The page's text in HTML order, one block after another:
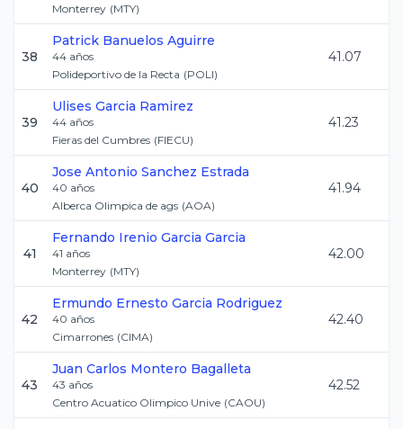
Monterrey (MTY)
38
Patrick Banuelos Aguirre
44 años
Polideportivo de la Recta (POLI)
41.07
39
Ulises Garcia Ramirez
44 años
Fieras del Cumbres (FIECU)
41.23
40
Jose Antonio Sanchez Estrada
40 años
Alberca Olimpica de ags (AOA)
41.94
41
Fernando Irenio Garcia Garcia
41 años
Monterrey (MTY)
42.00
42
Ermundo Ernesto Garcia Rodriguez
40 años
Cimarrones (CIMA)
42.40
43
Juan Carlos Montero Bagalleta
43 años
Centro Acuatico Olimpico Unive (CAOU)
42.52